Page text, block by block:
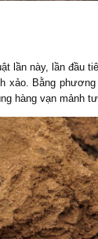
lần này, lần đầu
xảo. Bằng
hàng vạn mảnh